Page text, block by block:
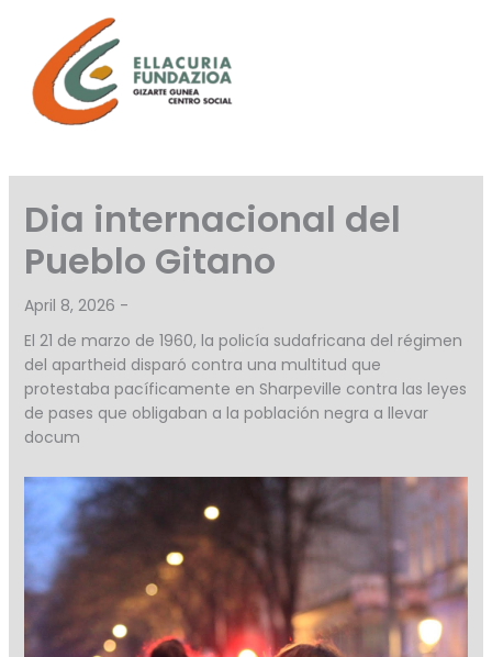
content
Dia internacional del
Pueblo Gitano
April 8, 2026 -
El 21 de marzo de 1960, la policía sudafricana del régimen
del apartheid disparó contra una multitud que
protestaba pacíficamente en Sharpeville contra las leyes
de pases que obligaban a la población negra a llevar
docum